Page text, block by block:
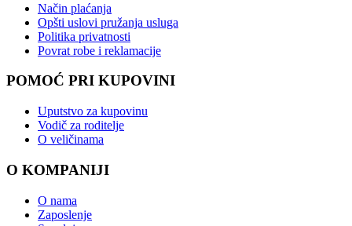
Način plaćanja
Opšti uslovi pružanja usluga
Politika privatnosti
Povrat robe i reklamacije
POMOĆ PRI KUPOVINI
Uputstvo za kupovinu
Vodič za roditelje
O veličinama
O KOMPANIJI
O nama
Zaposlenje